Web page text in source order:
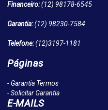
Financeiro:(12) 98178-6545
Garantia:(12) 98230-7584
Telefone:(12)3197-1181
Páginas
- Garantia Termos
- Solicitar Garantia
E-MAILS